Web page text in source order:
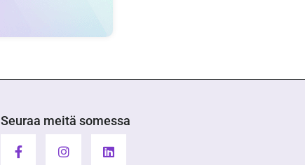
Seuraa meitä somessa